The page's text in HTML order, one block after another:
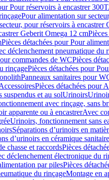
Pour réservoirs à encastrer 300T
Pour alimentation sur
pour réservoirs à encastrer
Geberit Omega 12 cm
Pièces détachées pour Pour
déclenchement pneumatique du
commandes de WCPièces
rinçagePièces détachées pour
Panneaux sanitaires pour
Pièces détachées pour
suspendus et au solUrinoirs
avec rinçage, sans
apparente ou à encastrerAvec
Urinoirs, fonctionnement sans
Séparations d’urinoirs en
d’urinoirs en céramique sanitaire
chasse et raccordsPièces
déclenchement électronique du
par pilesPièces
du rinçageMontage en